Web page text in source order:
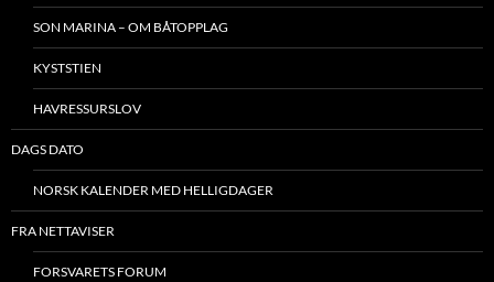
SON MARINA – OM BÅTOPPLAG
KYSTSTIEN
HAVRESSURSLOV
DAGS DATO
NORSK KALENDER MED HELLIGDAGER
FRA NETTAVISER
FORSVARETS FORUM